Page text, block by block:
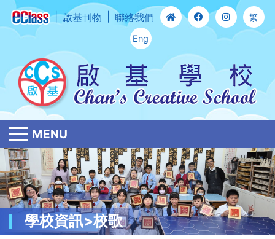
啟基刊物 聯絡我們 繁
Eng
MENU
學校資訊>校歌